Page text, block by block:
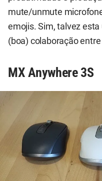
mute/unmute
emojis. Sim, talvez
(boa) colaboração
MX Anywhere 3S